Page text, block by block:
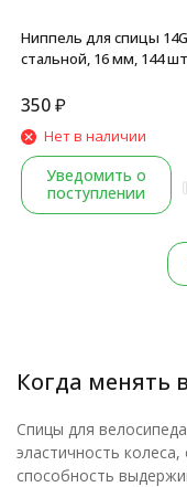
Ниппель для спицы
стальной, 16 мм, 144
350₽
Нет в наличии
Уведомить о
поступлении
Когда менять
Спицы для
эластичность
способность